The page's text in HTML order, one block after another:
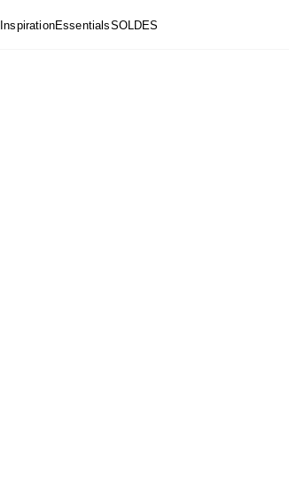
InspirationEssentialsSOLDES